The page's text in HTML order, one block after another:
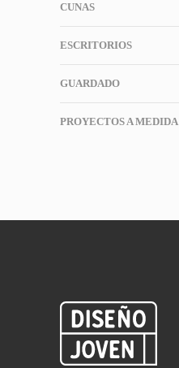
CUNAS
ESCRITORIOS
GUARDADO
PROYECTOS A MEDIDA